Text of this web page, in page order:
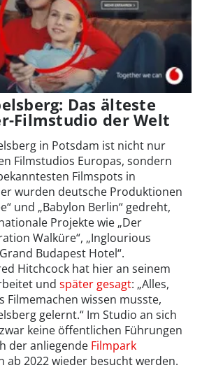
Das älteste
Filmstudio der Welt
in Potsdam ist nicht nur
Filmstudios Europas, sondern
Filmspots in
wurden deutsche Produktionen
und „Babylon Berlin“ gedreht,
Projekte wie „Der
Walküre“, „Inglourious
Budapest Hotel“.
Hitchcock hat hier an seinem
und später gesagt: „Alles,
Filmemachen wissen musste,
gelernt.“ Im Studio an sich
keine öffentlichen Führungen
der anliegende Filmpark
ab 2022 wieder besucht werden.